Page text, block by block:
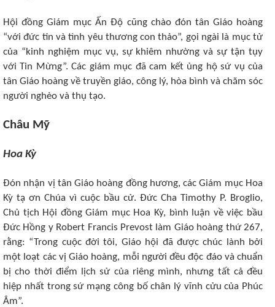
Hội đồng Giám mục Ấn Độ cũng chào đón tân Giáo hoàng
“với đức tin và tình yêu thương con thảo”, gọi ngài là mục tử
của “kinh nghiệm mục vụ, sự khiêm nhường và sự tận tụy
với Tin Mừng”. Các giám mục đã cam kết ủng hộ sứ vụ của
tân Giáo hoàng về truyền giáo, công lý, hòa bình và chăm sóc
người nghèo và thụ tạo.
Châu Mỹ
Hoa Kỳ
Đón nhận vị tân Giáo hoàng đồng hương, các Giám mục Hoa
Kỳ tạ ơn Chúa vì cuộc bầu cử. Đức Cha Timothy P. Broglio,
Chủ tịch Hội đồng Giám mục Hoa Kỳ, bình luận về việc bầu
Đức Hồng y Robert Francis Prevost làm Giáo hoàng thứ 267,
rằng: “Trong cuộc đời tôi, Giáo hội đã được chúc lành bởi
một loạt các vị Giáo hoàng, mỗi người đều độc đáo và chuẩn
bị cho thời điểm lịch sử của riêng mình, nhưng tất cả đều
hiệp nhất trong sứ mạng công bố chân lý vĩnh cửu của Phúc
Âm”.